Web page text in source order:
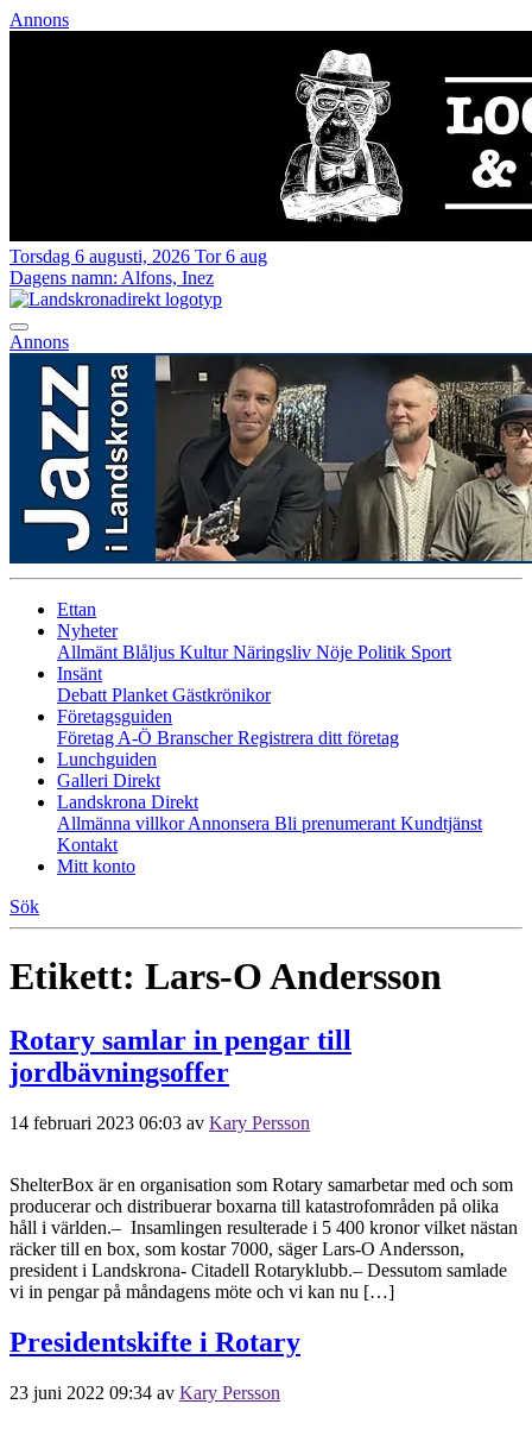
Annons
Torsdag 6 augusti, 2026 Tor 6 aug
Dagens namn: Alfons, Inez
Annons
Ettan
Nyheter
Allmänt Blåljus KulturNäringsliv Nöje Politik Sport
Insänt
Debatt Planket Gästkrönikor
Företagsguiden
Företag A-Ö BranscherRegistrera ditt företag
Lunchguiden
Galleri Direkt
Landskrona Direkt
Allmänna villkorAnnonsera Bli prenumerant Kundtjänst
Kontakt
Mitt konto
Sök
Etikett: Lars-O Andersson
Rotary samlar in pengar till
jordbävningsoffer
14 februari 2023 06:03 av Kary Persson
ShelterBox är en organisation som Rotary samarbetar med och som
producerar och distribuerar boxarna till katastrofområden på olika
håll i världen.– Insamlingen resulterade i 5 400 kronor vilket nästan
räcker till en box, som kostar 7000, säger Lars-O Andersson,
president i Landskrona- Citadell Rotaryklubb.– Dessutom samlade
vi in pengar på måndagens möte och vi kan nu […]
Presidentskifte i Rotary
23 juni 2022 09:34 av Kary Persson